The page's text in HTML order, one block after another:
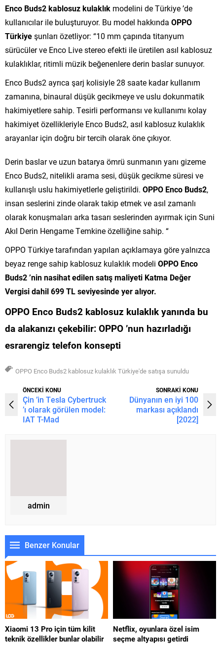
Enco Buds2 kablosuz kulaklık modelini de Türkiye ’de
kullanıcılar ile buluşturuyor. Bu model hakkında OPPO
Türkiyeşunları özetliyor: “10 mm çapında titanyum
sürücüler ve Enco Live stereo efekti ile üretilen asıl kablosuz
kulaklıklar, ritimli müzik beğenenlere derin baslar sunuyor.
Enco Buds2 ayrıca şarj kolisiyle 28 saate kadar kullanım
zamanına, binaural düşük gecikmeye ve uslu dokunmatik
hakimiyetlere sahip. Tesirli performansı ve kullanımı kolay
hakimiyet özellikleriyle Enco Buds2, asıl kablosuz kulaklık
arayanlar için doğru bir tercih olarak öne çıkıyor.
Derin baslar ve uzun batarya ömrü sunmanın yanı gizeme
Enco Buds2, nitelikli arama sesi, düşük gecikme süresi ve
kullanışlı uslu hakimiyetlerle geliştirildi. OPPO Enco Buds2,
insan seslerini zinde olarak takip etmek ve asıl zamanlı
olarak konuşmaları arka tasarı seslerinden ayırmak için Suni
Akıl Derin Hengame Temkine özelliğine sahip. “
OPPO Türkiye tarafından yapılan açıklamaya göre yalnızca
beyaz renge sahip kablosuz kulaklık modeli OPPO Enco
Buds2 ’ninnasihat edilen satış maliyeti Katma Değer
Vergisi dahil 699 TL seviyesinde yer alıyor.
OPPO Enco Buds2 kablosuz kulaklık yanında bu
da alakanızı çekebilir: OPPO ’nun hazırladığı
esrarengiz telefon konsepti
OPPO Enco Buds2 kablosuz kulaklık Türkiye'de satışa sunuldu
ÖNCEKİ KONU
Çin ’in Tesla Cybertruck
’ı olarak görülen model:
IAT T-Mad
SONRAKİ KONU
Dünyanın en iyi 100
markası açıklandı
[2022]
admin
Benzer Konular
Xiaomi 13 Pro için tüm kilit
teknik özellikler bunlar olabilir
Netflix, oyunlara özel isim
seçme altyapısı getirdi